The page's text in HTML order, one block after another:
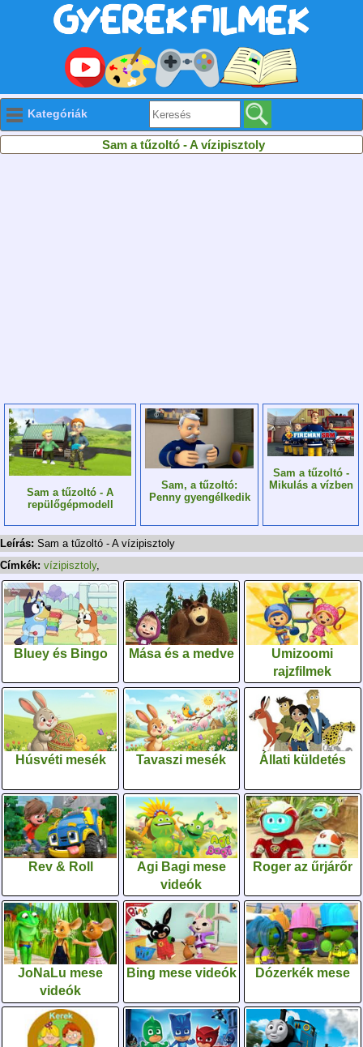
Kategóriák
Sam a tűzoltó - A vízipisztoly
Sam a tűzoltó - A
repülőgépmodell
Sam, a tűzoltó:
Penny gyengélkedik
Sam a tűzoltó -
Mikulás a vízben
Leírás: Sam a tűzoltó - A vízipisztoly
Címkék: vízipisztoly,
Bluey és Bingo Mása és a medve
Umizoomi
rajzfilmek
Húsvéti mesék Tavaszi mesék Állati küldetés
Rev & Roll
Agi Bagi mese
videók
Roger az űrjárőr
JoNaLu mese
videók
Bing mese videók Dózerkék mese